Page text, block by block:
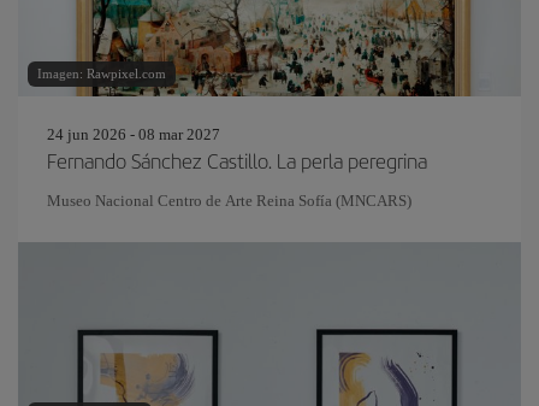
Imagen: Rawpixel.com
24 jun 2026 - 08 mar 2027
Fernando Sánchez Castillo. La perla peregrina
Museo Nacional Centro de Arte Reina Sofía (MNCARS)